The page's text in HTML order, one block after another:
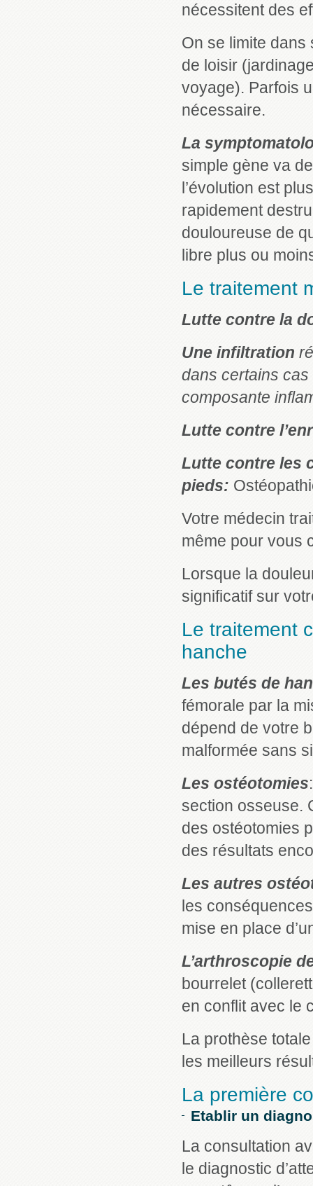
nécessitent des
On se limite
de loisir
voyage). Parfois
nécessaire.
La
simple gène va
l’évolution est
rapidement
douloureuse de
libre plus ou
Le traitement
Lutte contre la
Une infiltration
dans certains
composante
Lutte contre
Lutte contre les
pieds:
Votre médecin
même pour vous
Lorsque la
significatif sur
Le traitement
hanche
Les butés de
fémorale par la
dépend de votre
malformée sans
Les ostéotomies
section osseuse.
des ostéotomies
des résultats
Les autres
les
mise en place
L’arthroscopie
bourrelet
en conflit avec le
La prothèse
les meilleurs
La première
Etablir un
La consultation
le diagnostic